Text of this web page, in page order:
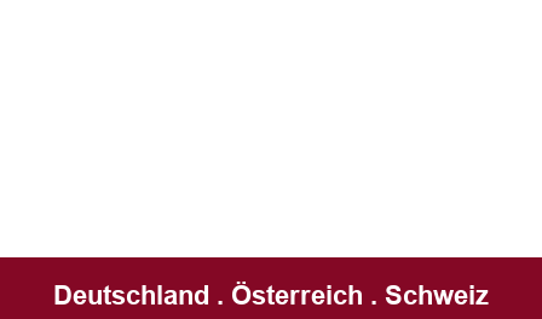
Deutschland . Österreich . Schweiz